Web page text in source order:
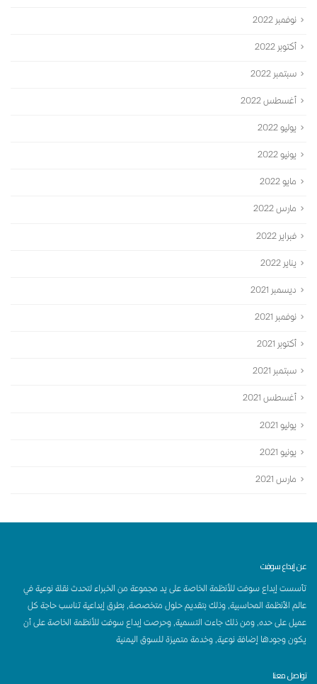
نوفمبر 2022
أكتوبر 2022
سبتمبر 2022
أغسطس 2022
يوليو 2022
يونيو 2022
مايو 2022
مارس 2022
فبراير 2022
يناير 2022
ديسمبر 2021
نوفمبر 2021
أكتوبر 2021
سبتمبر 2021
أغسطس 2021
يوليو 2021
يونيو 2021
مارس 2021
عن إبداع سوفت
تأسست إبداع سوفت للأنظمة الخاصة على يد مجموعة من الخبراء لتحدث نقلة نوعية في
عالم الأنظمة المحاسبية, وذلك بتقديم حلول متخصصة, بطرق إبداعية تناسب حاجة كل
عميل على حده, ومن ذلك جاءت التسمية, وحرصت إبداع سوفت للأنظمة الخاصة على أن
يكون وجودها إضافة نوعية, وخدمة متميزة للسوق اليمنية
تواصل معنا